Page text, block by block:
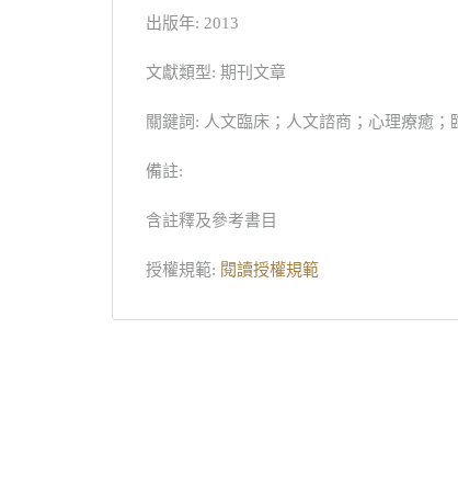
出版年: 2013
文獻類型: 期刊文章
關鍵詞: 人文臨床；人文諮商；心理療癒；
備註:
含註釋及參考書目
授權規範: 閱讀授權規範